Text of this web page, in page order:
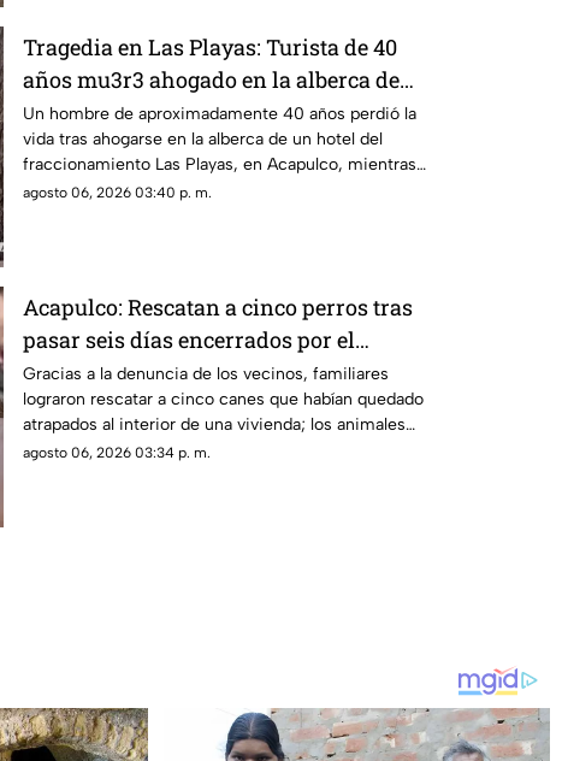
Tragedia en Las Playas: Turista de 40
años mu3r3 ahogado en la alberca de
un hotel en Acapulco
Un hombre de aproximadamente 40 años perdió la
vida tras ahogarse en la alberca de un hotel del
fraccionamiento Las Playas, en Acapulco, mientras
vacacionaba con su familia.
agosto 06, 2026 03:40 p. m.
Acapulco: Rescatan a cinco perros tras
pasar seis días encerrados por el
fallecimiento de su dueño
Gracias a la denuncia de los vecinos, familiares
lograron rescatar a cinco canes que habían quedado
atrapados al interior de una vivienda; los animales
serán trasladados a la Ciudad de México para recibir
agosto 06, 2026 03:34 p. m.